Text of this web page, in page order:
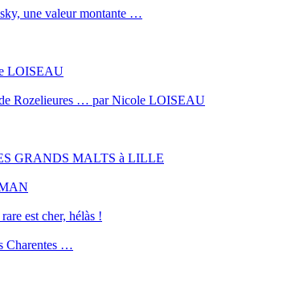
une valeur montante …
LOISEAU
Rozelieures … par Nicole LOISEAU
GRANDS MALTS à LILLE
est cher, hélàs !
Charentes …